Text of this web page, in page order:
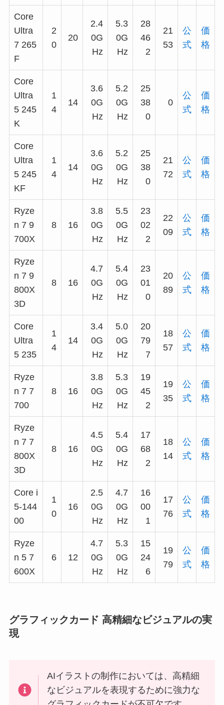
Core
Ultra
7 265
F
2
0
20
2.4
0G
Hz
5.3
0G
Hz
28
46
2
21
53
公
式
価
格
Core
Ultra
5 245
K
1
4
14
3.6
0G
Hz
5.2
0G
Hz
25
38
0
0
公
式
価
格
Core
Ultra
5 245
KF
1
4
14
3.6
0G
Hz
5.2
0G
Hz
25
38
0
21
72
公
式
価
格
Ryze
n 7 9
700X
8 16
3.8
0G
Hz
5.5
0G
Hz
23
02
2
22
09
公
式
価
格
Ryze
n 7 9
800X
3D
8 16
4.7
0G
Hz
5.4
0G
Hz
23
01
0
20
89
公
式
価
格
Core
Ultra
5 235
1
4
14
3.4
0G
Hz
5.0
0G
Hz
20
79
7
18
57
公
式
価
格
Ryze
n 7 7
700
8 16
3.8
0G
Hz
5.3
0G
Hz
19
45
2
19
35
公
式
価
格
Ryze
n 7 7
800X
3D
8 16
4.5
0G
Hz
5.4
0G
Hz
17
68
2
18
14
公
式
価
格
Core i
5-144
00
1
0
16
2.5
0G
Hz
4.7
0G
Hz
16
00
1
17
76
公
式
価
格
Ryze
n 5 7
600X
6 12
4.7
0G
Hz
5.3
0G
Hz
15
24
6
19
79
公
式
価
格
グラフィックカード 高精細なビジュアルの実
現
AIイラストの制作においては、高精細
なビジュアルを表現するために強力な